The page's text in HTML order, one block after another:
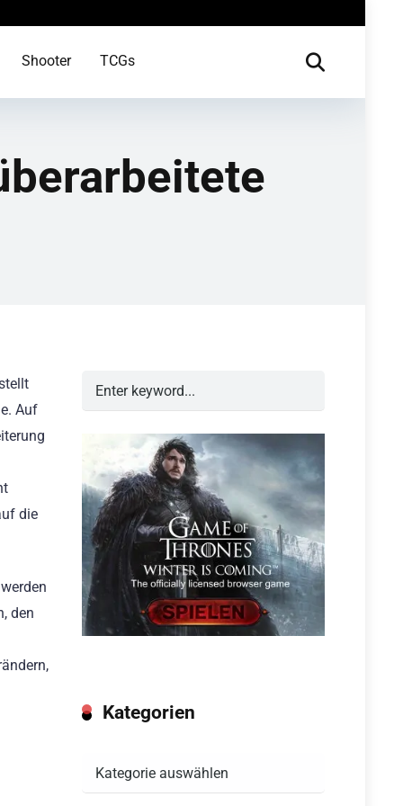
Shooter TCGs
Auf
die
den
Kategorien